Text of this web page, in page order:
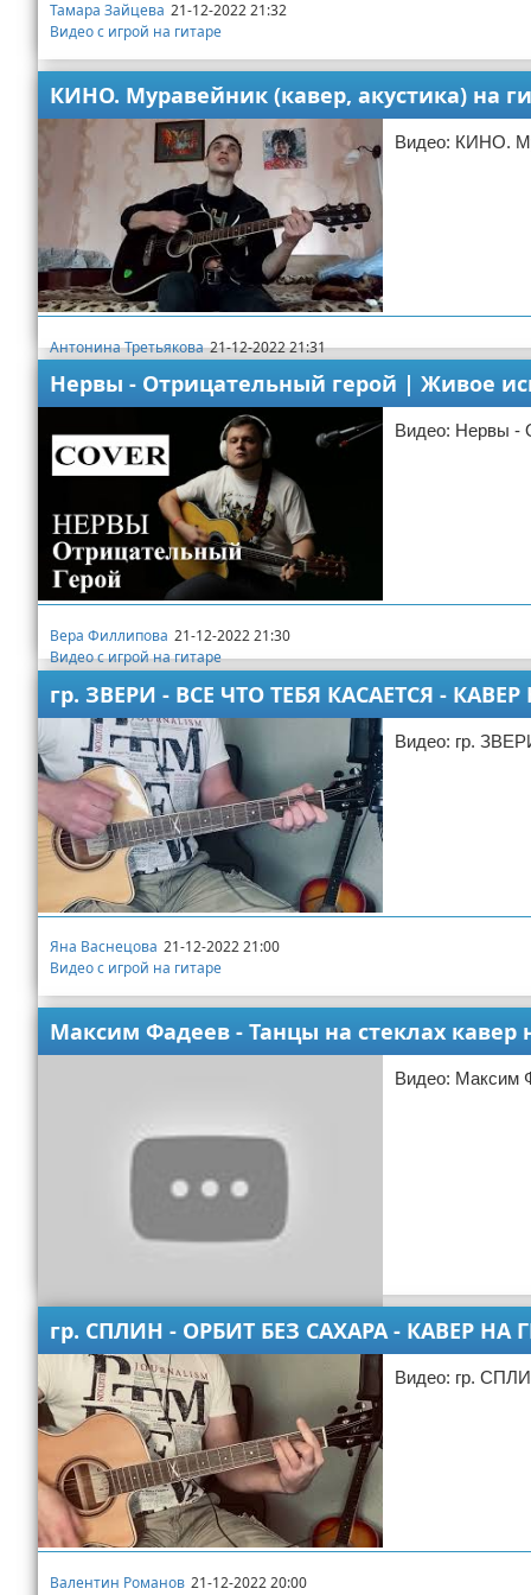
Тамара Зайцева 21-12-2022 21:32
Видео с игрой на гитаре
КИНО. Муравейник (кавер, акустика) на
Видео: КИНО.
Антонина Третьякова 21-12-2022 21:31
Нервы - Отрицательный герой | Живое
Видео: Нервы -
Вера Филлипова 21-12-2022 21:30
Видео с игрой на гитаре
гр. ЗВЕРИ - ВСЕ ЧТО ТЕБЯ КАСАЕТСЯ - КАВЕР
Видео: гр.
Яна Васнецова 21-12-2022 21:00
Видео с игрой на гитаре
Максим Фадеев - Танцы на стеклах кавер
Видео: Максим
Валентин Стрелков
Видео с игрой на гитаре
гр. СПЛИН - ОРБИТ БЕЗ САХАРА - КАВЕР НА
Видео: гр.
Валентин Романов 21-12-2022 20:00